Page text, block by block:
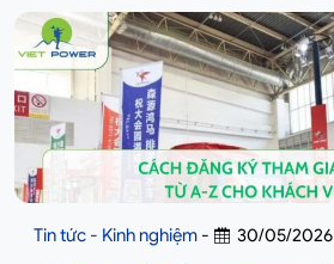
Tin tức - Kinh nghiệm - 30/05/2026